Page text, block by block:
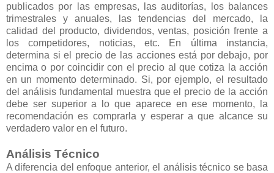
publicados por las empresas, las auditorías, los balances
trimestrales y anuales, las tendencias del mercado, la
calidad del producto, dividendos, ventas, posición frente a
los competidores, noticias, etc. En última instancia,
determina si el precio de las acciones está por debajo, por
encima o por coincidir con el precio al que cotiza la acción
en un momento determinado. Si, por ejemplo, el resultado
del análisis fundamental muestra que el precio de la acción
debe ser superior a lo que aparece en ese momento, la
recomendación es comprarla y esperar a que alcance su
verdadero valor en el futuro.
Análisis Técnico
A diferencia del enfoque anterior, el análisis técnico se basa